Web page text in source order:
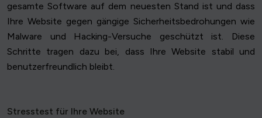
gesamte Software auf dem neuesten Stand ist und dass
Ihre Website gegen gängige Sicherheitsbedrohungen wie
Malware und Hacking-Versuche geschützt ist. Diese
Schritte tragen dazu bei, dass Ihre Website stabil und
benutzerfreundlich bleibt.
Stresstest für Ihre Website